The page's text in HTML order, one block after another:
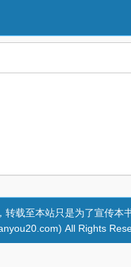
载至本站只是为了宣传本
All Rights